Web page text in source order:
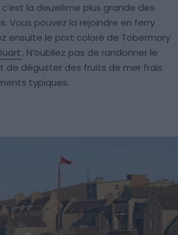
c’est la deuxième plus grande des
Vous pouvez la rejoindre en ferry
ensuite le port coloré de Tobermory
. N’oubliez pas de randonner le
de déguster des fruits de mer frais
typiques.